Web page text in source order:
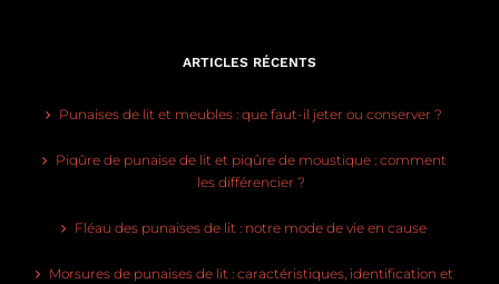
ARTICLES RÉCENTS
Punaises de lit et meubles : que faut-il jeter ou conserver ?
Piqûre de punaise de lit et piqûre de moustique : comment
les différencier ?
Fléau des punaises de lit : notre mode de vie en cause
Morsures de punaises de lit : caractéristiques, identification et